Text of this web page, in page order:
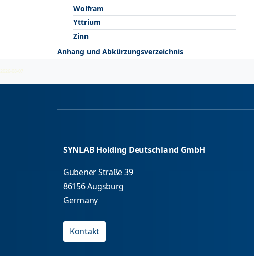
Wolfram
Yttrium
Zinn
Anhang und Abkürzungsverzeichnis
2026-08-07
SYNLAB Holding Deutschland GmbH
Gubener Straße 39
86156 Augsburg
Germany
Kontakt